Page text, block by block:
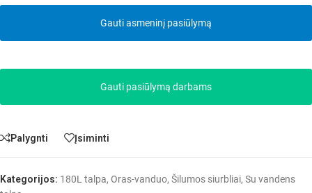
Gauti asmeninį pasiūlymą
Gauti pasiūlymą darbams
Palygnti Įsiminti
Kategorijos: 180L talpa, Oras-vanduo, Šilumos siurbliai, Su vandens